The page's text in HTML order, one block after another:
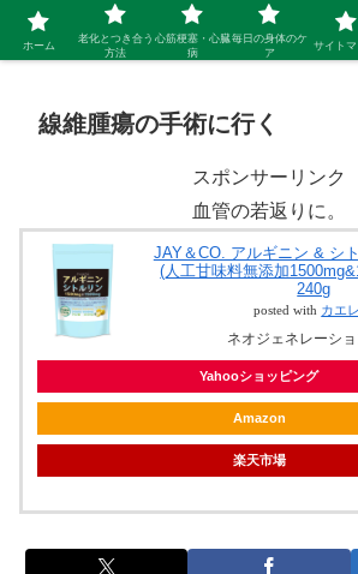
シニア 新しい人生を開拓する
線維腫瘍の手術に行く
スポンサーリンク
血管の若返りに。
JAY＆CO. アルギニン & シ
(人工甘味料無添加
240g
posted with カエ
ネオジェネレーシ
Yahooショッピング
Amazon
楽天市場
ホーム
老化とつき合う
方法
心筋梗塞・心臓
病
毎日の身体のケ
ア
サイト